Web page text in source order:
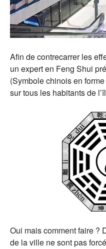
Afin de contrecarrer les
un expert en Feng Shui
(Symbole chinois en
sur tous les habitants de
Oui mais comment faire ?
de la ville ne sont pas